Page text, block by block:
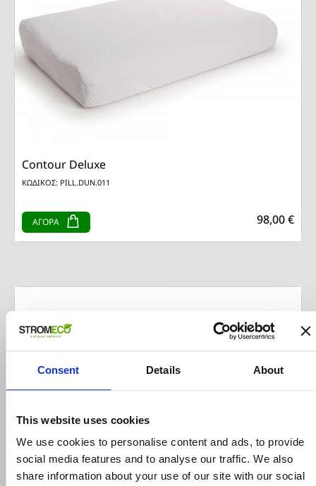
Consent Details About
This website uses cookies
We use cookies to personalise content and ads, to provide
social media features and to analyse our traffic. We also
share information about your use of our site with our social
Contour Deluxe
ΚΩΔΙΚΟΣ: PILL.DUN.011
ΑΓΟΡΑ 98,00 €